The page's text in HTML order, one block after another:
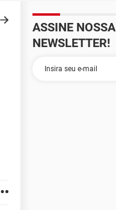
ASSINE NOSSA
NEWSLETTER!